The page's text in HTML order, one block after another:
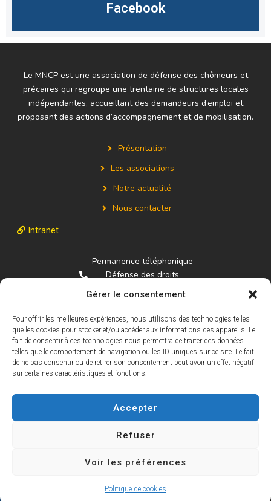
Gérer le consentement
Pour offrir les meilleures expériences, nous utilisons des technologies telles
que les cookies pour stocker et/ou accéder aux informations des appareils. Le
fait de consentir à ces technologies nous permettra de traiter des données
telles que le comportement de navigation ou les ID uniques sur ce site. Le fait
de ne pas consentir ou de retirer son consentement peut avoir un effet négatif
sur certaines caractéristiques et fonctions.
Accepter
Refuser
Voir les préférences
Politique de cookies
Facebook
Le MNCP est une association de défense des chômeurs et
précaires qui regroupe une trentaine de structures locales
indépendantes, accueillant des demandeurs d’emploi et
proposant des actions d’accompagnement et de mobilisation.
Présentation
Les associations
Notre actualité
Nous contacter
Intranet
Permanence téléphonique
Défense des droits
01.84.16.94.22
01.40.03.90.66
federationmncp@gmail.com
Recevez chaque mois un condensé des actualités du
MNCP et de ses associations.
S'inscrire à la lettre info
© Mouvement National des Chômeurs et Précaires | Tous droits